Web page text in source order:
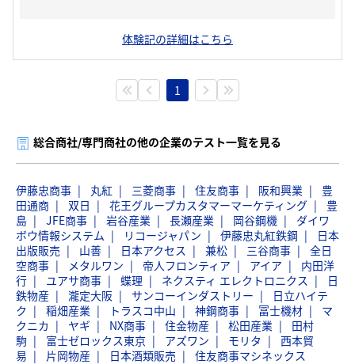
体験記の詳細はこちら
1
総合商社/専門商社の他の企業のテスト一覧を見る
伊藤忠商事 丸紅 三菱商事 住友商事 阪和興業
豊
田通商
双日 花王グループカスタマーマーケティング
豊
島
JFE商事 岩谷産業 長瀬産業 岡谷鋼機
ダイワ
ボウ情報システム
リコージャパン 伊藤忠丸紅鉄鋼
日本
出版販売
山善 日本アクセス 兼松 三谷商事
全日
空商事
メタルワン 帝人フロンティア アイア
内田洋
行
ユアサ商事 蝶理 ネクスティ エレクトロニクス
日
鉄物産
瀧定大阪 サンコーインダストリー
日立ハイテ
ク
稲畑産業 トラスコ中山 神鋼商事 冨士機材
マ
クニカ
ヤギ NX商事 住金物産 松田産業
田村
駒
富士ゼロックス東京 アズワン モリタ
西本貿
易
片岡物産 日本酒類販売 住友商事マシネックス